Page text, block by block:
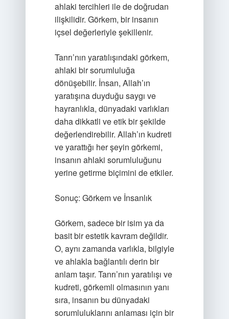
ahlaki tercihleri ile de doğrudan
ilişkilidir. Görkem, bir insanın
içsel değerleriyle şekillenir.
Tanrı’nın yaratılışındaki görkem,
ahlaki bir sorumluluğa
dönüşebilir. İnsan, Allah’ın
yaratışına duyduğu saygı ve
hayranlıkla, dünyadaki varlıkları
daha dikkatli ve etik bir şekilde
değerlendirebilir. Allah’ın kudreti
ve yarattığı her şeyin görkemi,
insanın ahlaki sorumluluğunu
yerine getirme biçimini de etkiler.
Sonuç: Görkem ve İnsanlık
Görkem, sadece bir isim ya da
basit bir estetik kavram değildir.
O, aynı zamanda varlıkla, bilgiyle
ve ahlakla bağlantılı derin bir
anlam taşır. Tanrı’nın yaratılışı ve
kudreti, görkemli olmasının yanı
sıra, insanın bu dünyadaki
sorumluluklarını anlaması için bir